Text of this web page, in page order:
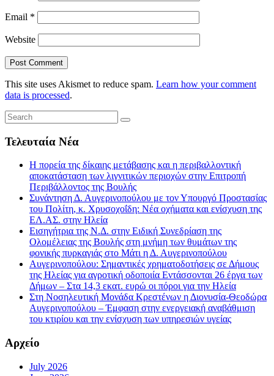
Email *
Website
This site uses Akismet to reduce spam. Learn how your comment
data is processed.
Τελευταία Νέα
Η πορεία της δίκαιης μετάβασης και η περιβαλλοντική
αποκατάσταση των λιγνιτικών περιοχών στην Επιτροπή
Περιβάλλοντος της Βουλής
Συνάντηση Δ. Αυγερινοπούλου με τον Υπουργό Προστασίας
του Πολίτη, κ. Χρυσοχοΐδη: Νέα οχήματα και ενίσχυση της
ΕΛ.ΑΣ. στην Ηλεία
Εισηγήτρια της Ν.Δ. στην Ειδική Συνεδρίαση της
Ολομέλειας της Βουλής στη μνήμη των θυμάτων της
φονικής πυρκαγιάς στο Μάτι η Δ. Αυγερινοπούλου
Αυγερινοπούλου: Σημαντικές χρηματοδοτήσεις σε Δήμους
της Ηλείας για αγροτική οδοποιία Εντάσσονται 26 έργα των
Δήμων – Στα 14,3 εκατ. ευρώ οι πόροι για την Ηλεία
Στη Νοσηλευτική Μονάδα Κρεστένων η Διονυσία-Θεοδώρα
Αυγερινοπούλου – Έμφαση στην ενεργειακή αναβάθμιση
του κτιρίου και την ενίσχυση των υπηρεσιών υγείας
Αρχείο
July 2026